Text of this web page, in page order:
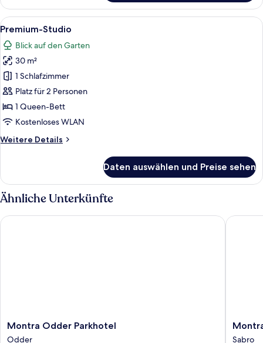
Apartment,
eigenes
Bad,
Meerblick
Alle
Fotos
für
Premium-
Studio
anzeigen
Ein modernes Wohnzimmer mit
12
Premium-Studio
Blick auf den Garten
30 m²
1 Schlafzimmer
Platz für 2 Personen
1 Queen-Bett
Kostenloses WLAN
Weitere Details
Weitere
Studio
Daten auswählen und Preise sehen
Ähnliche Unterkünfte
Montra
Odder
Montra Odder Parkhotel
Odder
Montra Odder Parkhotel
Montra
Hotel
Sabro
Montra